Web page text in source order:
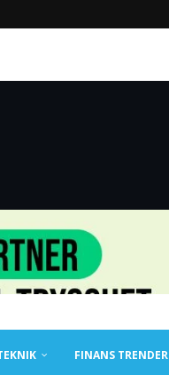
FINANS TRENDER